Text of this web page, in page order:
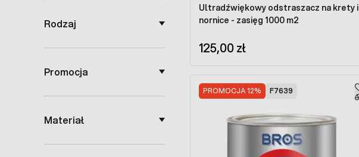
Rodzaj
Promocja
Materiał
Ultradźwiękowy odstraszacz na krety i
nornice - zasięg 1000 m2
125,00 zł
PROMOCJA 12% F7639